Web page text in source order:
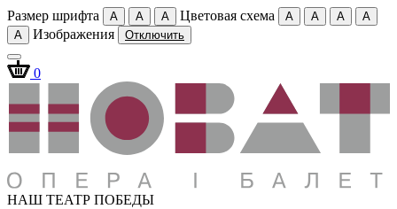
Размер шрифта A A A Цветовая схема A A A
A
A
Изображения Отключить
0
НАШ ТЕАТР ПОБЕДЫ